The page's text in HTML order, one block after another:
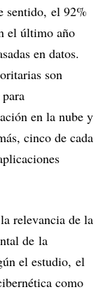
sentido, el 92%
el último año
en datos.
son
en la nube y
cinco de cada
relevancia de la
de la
el estudio, el
como